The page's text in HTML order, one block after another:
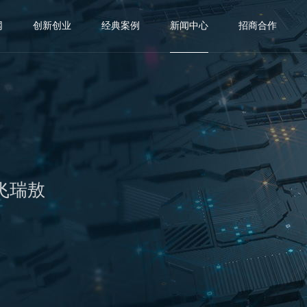
创新创业 经典案例 新闻中心 招商合作
瑞敖